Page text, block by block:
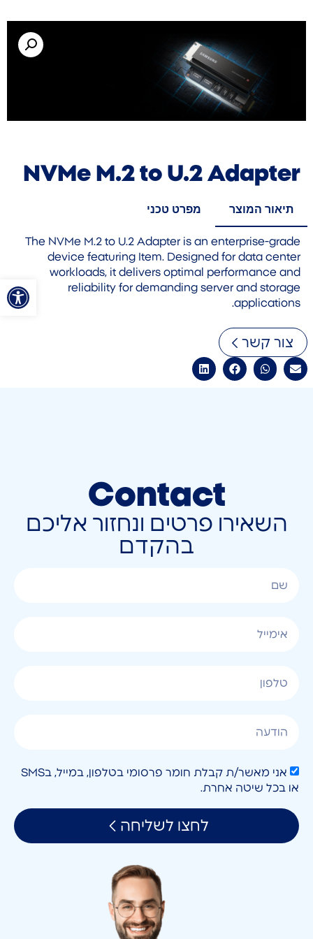
פתח
NVMe M.2 to U.2 Adapter
תיאור המוצר מפרט טכני
The NVMe M.2 to U.2 Adapter is an enterprise-grade
device featuring Item. Designed for data center
workloads, it delivers optimal performance and
reliability for demanding server and storage
applications.
צור קשר
Contact
השאירו פרטים ונחזור אליכם
בהקדם
אני מאשר/ת קבלת חומר פרסומי בטלפון, במייל, בSMS
או בכל שיטה אחרת.
לחצו לשליחה